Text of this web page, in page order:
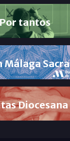
tantos
Málaga Sacra
Diocesana